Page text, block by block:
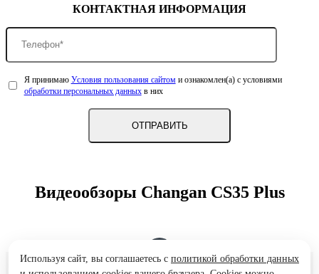
КОНТАКТНАЯ ИНФОРМАЦИЯ
Я принимаю Условия пользования сайтоми ознакомлен(а) с условиями
обработки персональных данныхв них
Видеообзоры Changan CS35 Plus
АВТО ПЛЮС
Используя сайт, вы соглашаетесь с политикой обработки данных